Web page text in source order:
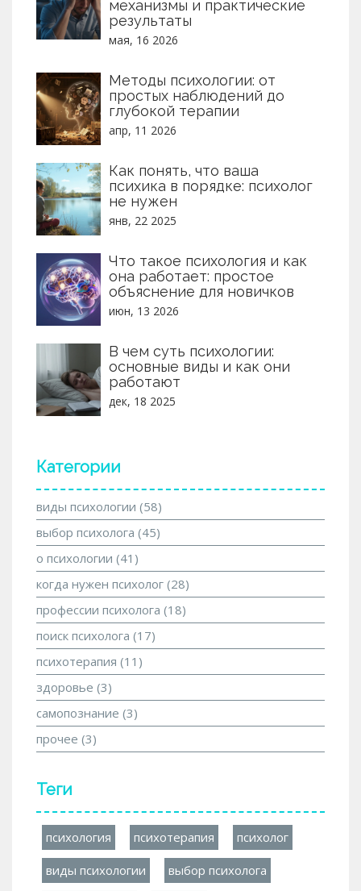
механизмы и практические
результаты
мая, 16 2026
Методы психологии: от
простых наблюдений до
глубокой терапии
апр, 11 2026
Как понять, что ваша
психика в порядке: психолог
не нужен
янв, 22 2025
Что такое психология и как
она работает: простое
объяснение для новичков
июн, 13 2026
В чем суть психологии:
основные виды и как они
работают
дек, 18 2025
Категории
виды психологии (58)
выбор психолога (45)
о психологии (41)
когда нужен психолог (28)
профессии психолога (18)
поиск психолога (17)
психотерапия (11)
здоровье (3)
самопознание (3)
прочее (3)
Теги
психология психотерапия психолог
виды психологии выбор психолога